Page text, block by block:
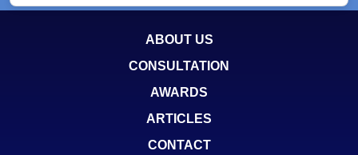
ABOUT US
CONSULTATION
AWARDS
ARTICLES
CONTACT